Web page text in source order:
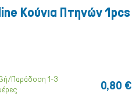
Παιχνίδια
Κούνια Πτηνών 1pcs
Παράδοση 1-3
0,80 €